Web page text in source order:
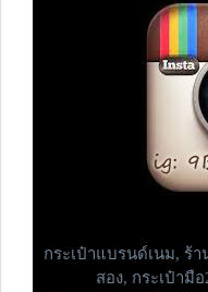
กระเป๋าแบรนด์เนม, ร้า
สอง, กระเป๋ามื